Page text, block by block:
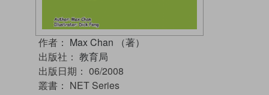
作者： Max Chan （著）
出版社： 教育局
出版日期： 06/2008
叢書： NET Series